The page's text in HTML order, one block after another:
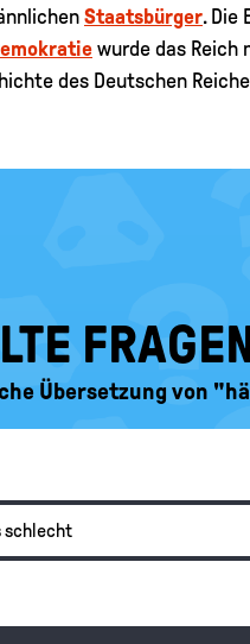
Staatsbürger. Die
wurde das Reich
des Deutschen
Übersetzung von
schlecht